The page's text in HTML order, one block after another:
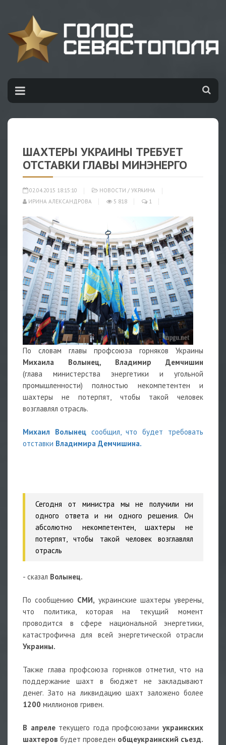
ШАХТЕРЫ УКРАИНЫ ТРЕБУЕТ
ОТСТАВКИ ГЛАВЫ МИНЭНЕРГО
02.04.2015 18:15:10 НОВОСТИ / УКРАИНА
ИРИНА АЛЕКСАНДРОВА
5 818 1
По словам главы профсоюза горняков Украины
Михаила Волынец,
Владимир Демчишин
(глава министерства энергетики и угольной
промышленности) полностью некомпетентен и
шахтеры не потерпят, чтобы такой человек
возглавлял отрасль.
Михаил Волынецсообщил, что будет требовать
отставки Владимира Демчишина.
Сегодня от министра мы не получили ни
одного ответа и ни одного решения. Он
абсолютно некомпетентен, шахтеры не
потерпят, чтобы такой человек возглавлял
отрасль
- сказал Волынец.
По сообщению СМИ, украинские шахтеры уверены,
что политика, которая на текущий момент
проводится в сфере национальной энергетики,
катастрофична для всей энергетической отрасли
Украины.
Также глава профсоюза горняков отметил, что на
поддержание шахт в бюджет не закладывают
денег. Зато на ликвидацию шахт заложено более
1200 миллионов гривен.
В апрелетекущего года профсоюзамиукраинских
шахтеров будет проведен общеукраинский съезд.